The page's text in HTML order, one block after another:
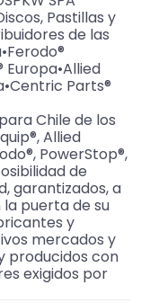
Pastillas y
de las
Europa•Allied
Parts®
Chile de los
Allied
PowerStop®,
de
garantizados, a
puerta de su
y
mercados y
producidos con
exigidos por